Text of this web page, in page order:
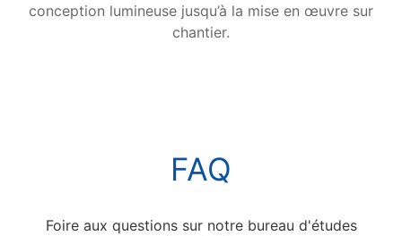
conception lumineuse jusqu’à la mise en œuvre sur
chantier.
FAQ
Foire aux questions sur notre bureau d'études